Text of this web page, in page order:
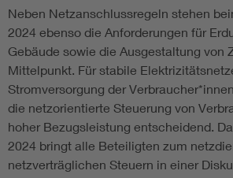
Neben Netzanschlussregeln stehen
2024 ebenso die Anforderungen für
Gebäude sowie die Ausgestaltung von
Mittelpunkt. Für stabile
Stromversorgung der
die netzorientierte Steuerung von
hoher Bezugsleistung entscheidend.
2024 bringt alle Beteiligten zum
netzverträglichen Steuern in einer